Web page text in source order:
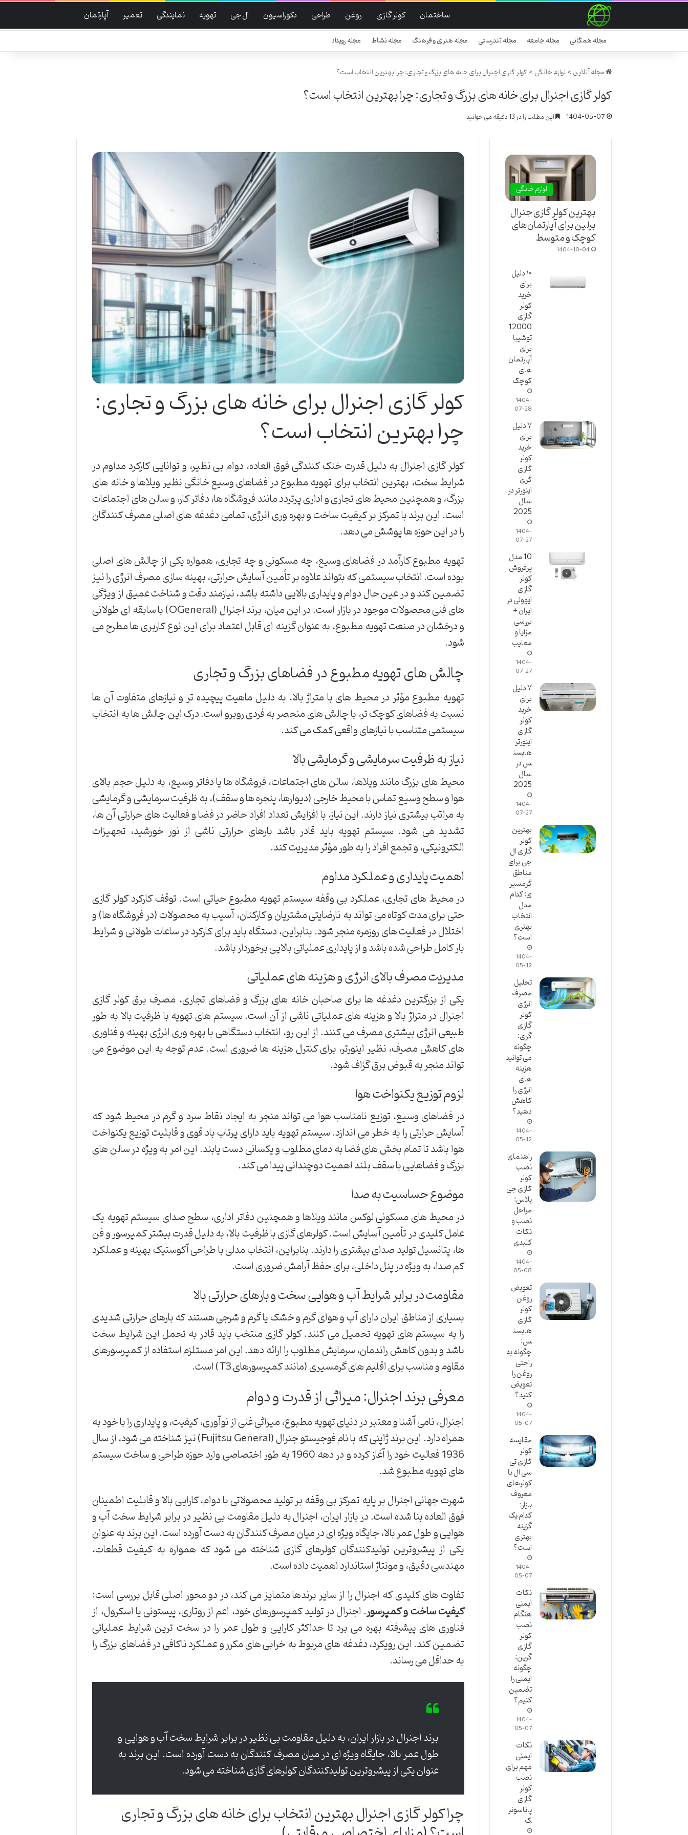
ساختمان کولر گازی روغن طراحی دکوراسیون ال جی تهویه نمایندگی تعمیر آپارتمان
مجله همگانی مجله جامعه مجله تندرستی مجله هنری و فرهنگ مجله نشاط مجله رویداد
مجله آنلاین>لوازم خانگی>کولر گازی اجنرال برای خانه های بزرگ و تجاری: چرا بهترین انتخاب است؟
کولر گازی اجنرال برای خانه های بزرگ و تجاری: چرا بهترین انتخاب است؟
1404-05-07 این مطلب را در 13 دقیقه می خوانید
کولر گازی اجنرال برای خانه های بزرگ و تجاری:
چرا بهترین انتخاب است؟
کولر گازی اجنرال به دلیل قدرت خنک کنندگی فوق العاده، دوام بی نظیر، و توانایی کارکرد مداوم در
شرایط سخت، بهترین انتخاب برای تهویه مطبوع در فضاهای وسیع خانگی نظیر ویلاها و خانه های
بزرگ، و همچنین محیط های تجاری و اداری پرتردد مانند فروشگاه ها، دفاتر کار، و سالن های اجتماعات
است. این برند با تمرکز بر کیفیت ساخت و بهره وری انرژی، تمامی دغدغه های اصلی مصرف کنندگان
را در این حوزه ها پوشش می دهد.
تهویه مطبوع کارآمد در فضاهای وسیع، چه مسکونی و چه تجاری، همواره یکی از چالش های اصلی
بوده است. انتخاب سیستمی که بتواند علاوه بر تأمین آسایش حرارتی، بهینه سازی مصرف انرژی را نیز
تضمین کند و در عین حال دوام و پایداری بالایی داشته باشد، نیازمند دقت و شناخت عمیق از ویژگی
های فنی محصولات موجود در بازار است. در این میان، برند اجنرال (OGeneral) با سابقه ای طولانی
و درخشان در صنعت تهویه مطبوع، به عنوان گزینه ای قابل اعتماد برای این نوع کاربری ها مطرح می
شود.
چالش های تهویه مطبوع در فضاهای بزرگ و تجاری
تهویه مطبوع مؤثر در محیط های با متراژ بالا، به دلیل ماهیت پیچیده تر و نیازهای متفاوت آن ها
نسبت به فضاهای کوچک تر، با چالش های منحصر به فردی روبرو است. درک این چالش ها به انتخاب
سیستمی متناسب با نیازهای واقعی کمک می کند.
نیاز به ظرفیت سرمایشی و گرمایشی بالا
محیط های بزرگ مانند ویلاها، سالن های اجتماعات، فروشگاه ها یا دفاتر وسیع، به دلیل حجم بالای
هوا و سطح وسیع تماس با محیط خارجی (دیوارها، پنجره ها و سقف)، به ظرفیت سرمایشی و گرمایشی
به مراتب بیشتری نیاز دارند. این نیاز، با افزایش تعداد افراد حاضر در فضا و فعالیت های حرارتی آن ها،
تشدید می شود. سیستم تهویه باید قادر باشد بارهای حرارتی ناشی از نور خورشید، تجهیزات
الکترونیکی، و تجمع افراد را به طور مؤثر مدیریت کند.
اهمیت پایداری و عملکرد مداوم
در محیط های تجاری، عملکرد بی وقفه سیستم تهویه مطبوع حیاتی است. توقف کارکرد کولر گازی
حتی برای مدت کوتاه می تواند به نارضایتی مشتریان و کارکنان، آسیب به محصولات (در فروشگاه ها) و
اختلال در فعالیت های روزمره منجر شود. بنابراین، دستگاه باید برای کارکرد در ساعات طولانی و شرایط
بار کامل طراحی شده باشد و از پایداری عملیاتی بالایی برخوردار باشد.
مدیریت مصرف بالای انرژی و هزینه های عملیاتی
یکی از بزرگترین دغدغه ها برای صاحبان خانه های بزرگ و فضاهای تجاری، مصرف برق کولر گازی
اجنرال در متراژ بالا و هزینه های عملیاتی ناشی از آن است. سیستم های تهویه با ظرفیت بالا به طور
طبیعی انرژی بیشتری مصرف می کنند. از این رو، انتخاب دستگاهی با بهره وری انرژی بهینه و فناوری
های کاهش مصرف، نظیر اینورتر، برای کنترل هزینه ها ضروری است. عدم توجه به این موضوع می
تواند منجر به قبوض برق گزاف شود.
لزوم توزیع یکنواخت هوا
در فضاهای وسیع، توزیع نامناسب هوا می تواند منجر به ایجاد نقاط سرد و گرم در محیط شود که
آسایش حرارتی را به خطر می اندازد. سیستم تهویه باید دارای پرتاب باد قوی و قابلیت توزیع یکنواخت
هوا باشد تا تمام بخش های فضا به دمای مطلوب و یکسانی دست یابند. این امر به ویژه در سالن های
بزرگ و فضاهایی با سقف بلند اهمیت دوچندانی پیدا می کند.
موضوع حساسیت به صدا
در محیط های مسکونی لوکس مانند ویلاها و همچنین دفاتر اداری، سطح صدای سیستم تهویه یک
عامل کلیدی در تأمین آسایش است. کولرهای گازی با ظرفیت بالا، به دلیل قدرت بیشتر کمپرسور و فن
ها، پتانسیل تولید صدای بیشتری را دارند. بنابراین، انتخاب مدلی با طراحی آکوستیک بهینه و عملکرد
کم صدا، به ویژه در پنل داخلی، برای حفظ آرامش ضروری است.
مقاومت در برابر شرایط آب و هوایی سخت و بارهای حرارتی بالا
بسیاری از مناطق ایران دارای آب و هوای گرم و خشک یا گرم و شرجی هستند که بارهای حرارتی شدیدی
را به سیستم های تهویه تحمیل می کنند. کولر گازی منتخب باید قادر به تحمل این شرایط سخت
باشد و بدون کاهش راندمان، سرمایش مطلوب را ارائه دهد. این امر مستلزم استفاده از کمپرسورهای
مقاوم و مناسب برای اقلیم های گرمسیری (مانند کمپرسورهای T3) است.
معرفی برند اجنرال: میراثی از قدرت و دوام
اجنرال، نامی آشنا و معتبر در دنیای تهویه مطبوع، میراثی غنی از نوآوری، کیفیت، و پایداری را با خود به
همراه دارد. این برند ژاپنی که با نام فوجیستو جنرال (Fujitsu General) نیز شناخته می شود، از سال
1936 فعالیت خود را آغاز کرده و در دهه 1960 به طور اختصاصی وارد حوزه طراحی و ساخت سیستم
های تهویه مطبوع شد.
شهرت جهانی اجنرال بر پایه تمرکز بی وقفه بر تولید محصولاتی با دوام، کارایی بالا و قابلیت اطمینان
فوق العاده بنا شده است. در بازار ایران، اجنرال به دلیل مقاومت بی نظیر در برابر شرایط سخت آب و
هوایی و طول عمر بالا، جایگاه ویژه ای در میان مصرف کنندگان به دست آورده است. این برند به عنوان
یکی از پیشروترین تولیدکنندگان کولرهای گازی شناخته می شود که همواره به کیفیت قطعات،
مهندسی دقیق، و مونتاژ استاندارد اهمیت داده است.
تفاوت های کلیدی که اجنرال را از سایر برندها متمایز می کند، در دو محور اصلی قابل بررسی است:
کیفیت ساخت و کمپرسور. اجنرال در تولید کمپرسورهای خود، اعم از روتاری، پیستونی یا اسکرول، از
فناوری های پیشرفته بهره می برد تا حداکثر کارایی و طول عمر را در سخت ترین شرایط عملیاتی
تضمین کند. این رویکرد، دغدغه های مربوط به خرابی های مکرر و عملکرد ناکافی در فضاهای بزرگ را
به حداقل می رساند.
برند اجنرال در بازار ایران، به دلیل مقاومت بی نظیر در برابر شرایط سخت آب و هوایی و
طول عمر بالا، جایگاه ویژه ای در میان مصرف کنندگان به دست آورده است. این برند به
عنوان یکی از پیشروترین تولیدکنندگان کولرهای گازی شناخته می شود.
چرا کولر گازی اجنرال بهترین انتخاب برای خانه های بزرگ و تجاری
لوازم خانگی
بهترین کولر گازی جنرال
برلین برای آپارتمان‌های
کوچک و متوسط
1404-10-04
۱۰ دلیل
برای
خرید
کولر
گازی
12000
توشیبا
برای
آپارتمان
های
کوچک
1404-
07-28
۷ دلیل
برای
خرید
کولر
گازی
گری
اینورتر در
سال
2025
1404-
07-27
10 مدل
پرفروش
کولر
گازی
ایوولی در
ایران +
بررسی
مزایا و
معایب
1404-
07-27
۷ دلیل
برای
خرید
کولر
گازی
اینورتر
هایسن
س در
سال
2025
1404-
07-27
بهترین
کولر
گازی ال
جی برای
مناطق
گرمسیر
ی: کدام
مدل
انتخاب
بهتری
است؟
1404-
05-12
تحلیل
مصرف
انرژی
کولر
گازی
گری:
چگونه
می توانید
هزینه
های
انرژی را
کاهش
دهید؟
1404-
05-12
راهنمای
نصب
کولر
گازی جی
پلاس:
مراحل
نصب و
نکات
کلیدی
1404-
05-08
تعویض
روغن
کولر
گازی
هایسن
س:
چگونه به
راحتی
روغن را
تعویض
کنید؟
1404-
05-07
مقایسه
کولر
گازی تی
سی ال با
کولرهای
معروف
بازار:
کدام یک
گزینه
بهتری
است؟
1404-
05-07
نکات
ایمنی
هنگام
نصب
کولر
گازی
گرین:
چگونه
ایمنی را
تضمین
کنیم؟
1404-
05-07
نکات
ایمنی
مهم برای
نصب
کولر
گازی
پاناسونی
ک